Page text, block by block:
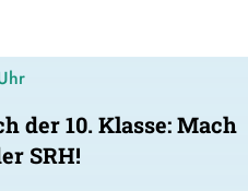
der 10. Klasse: Mach
SRH!